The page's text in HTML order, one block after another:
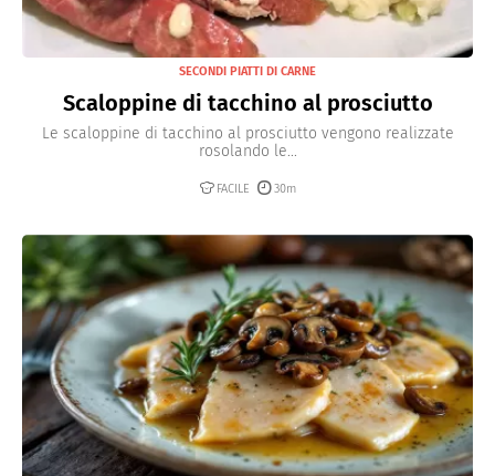
SECONDI PIATTI DI CARNE
Scaloppine di tacchino al prosciutto
Le scaloppine di tacchino al prosciutto vengono realizzate
rosolando le...
FACILE 30m